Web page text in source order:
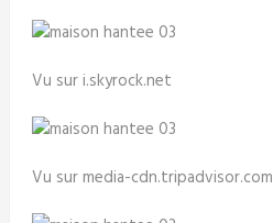
Vu sur i.skyrock.net
Vu sur media-cdn.tripadvisor.com